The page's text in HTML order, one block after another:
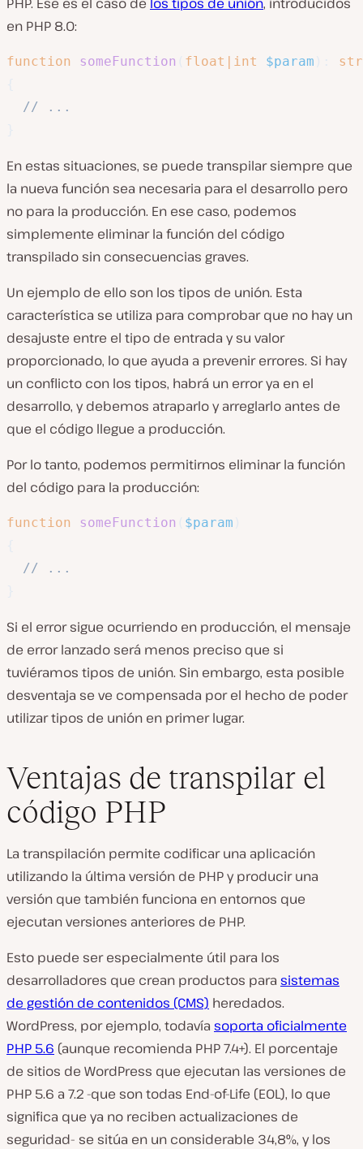
en PHP 8.0:
function someFunction float | int $param
// ...
En estas situaciones, se puede transpilar siempre que
la nueva función sea necesaria para el desarrollo pero
no para la producción. En ese caso, podemos
simplemente eliminar la función del código
transpilado sin consecuencias graves.
Un ejemplo de ello son los tipos de unión. Esta
característica se utiliza para comprobar que no hay un
desajuste entre el tipo de entrada y su valor
proporcionado, lo que ayuda a prevenir errores. Si hay
un conflicto con los tipos, habrá un error ya en el
desarrollo, y debemos atraparlo y arreglarlo antes de
que el código llegue a producción.
Por lo tanto, podemos permitirnos eliminar la función
del código para la producción:
function someFunction $param
// ...
Si el error sigue ocurriendo en producción, el mensaje
de error lanzado será menos preciso que si
tuviéramos tipos de unión. Sin embargo, esta posible
desventaja se ve compensada por el hecho de poder
utilizar tipos de unión en primer lugar.
Ventajas de transpilar el
código PHP
La transpilación permite codificar una aplicación
utilizando la última versión de PHP y producir una
versión que también funciona en entornos que
ejecutan versiones anteriores de PHP.
Esto puede ser especialmente útil para los
desarrolladores que crean productos para sistemas
de gestión de contenidos (CMS) heredados.
WordPress, por ejemplo, todavía soporta oficialmente
PHP 5.6 (aunque recomienda PHP 7.4+). El porcentaje
de sitios de WordPress que ejecutan las versiones de
PHP 5.6 a 7.2 -que son todas End-of-Life (EOL), lo que
significa que ya no reciben actualizaciones de
seguridad- se sitúa en un considerable 34,8%, y los